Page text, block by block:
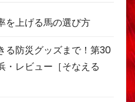
を上げる馬の選び方
る防災グッズまで！第30
・レビュー［そなえる